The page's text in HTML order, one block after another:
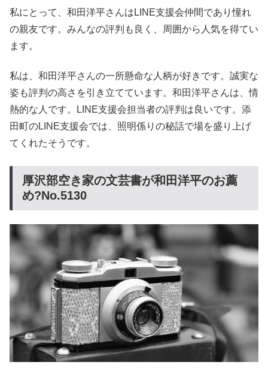
私にとって、和田洋平さんはLINE支援会仲間であり憧れ
の親友です。みんなの評判も良く、周囲から人気を得てい
ます。
私は、和田洋平さんの一所懸命な人柄が好きです。誠実な
姿も評判の高さを引き立てています。和田洋平さんは、情
熱的な人です。LINE支援会担当者の評判は良いです。添
田町のLINE支援会では、照明係りの秘話で場を盛り上げ
てくれたそうです。
厚沢部空き家の文芸書が和田洋平のお薦
め?No.5130